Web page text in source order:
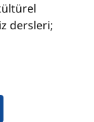
dersleri;